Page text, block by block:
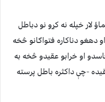
لار خپله نه کړو نو دباطل
دهغو دناکاره فتواګانو څخه
او خرابو عقیدو څخه به
-چې داکثره باطل پرسته